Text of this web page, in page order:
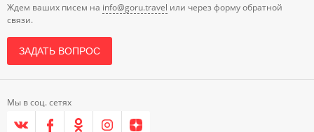
Ждем ваших писем на info@goru.travel или через форму обратной
связи.
ЗАДАТЬ ВОПРОС
Мы в соц. сетях